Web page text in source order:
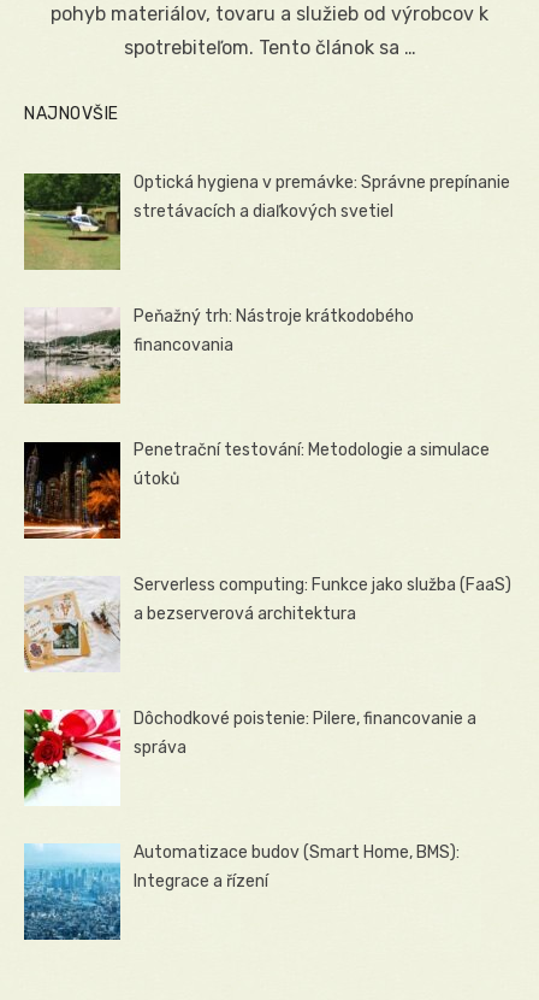
pohyb materiálov, tovaru a služieb od výrobcov k
spotrebiteľom. Tento článok sa …
NAJNOVŠIE
Optická hygiena v premávke: Správne prepínanie
stretávacích a diaľkových svetiel
Peňažný trh: Nástroje krátkodobého
financovania
Penetrační testování: Metodologie a simulace
útoků
Serverless computing: Funkce jako služba (FaaS)
a bezserverová architektura
Dôchodkové poistenie: Pilere, financovanie a
správa
Automatizace budov (Smart Home, BMS):
Integrace a řízení